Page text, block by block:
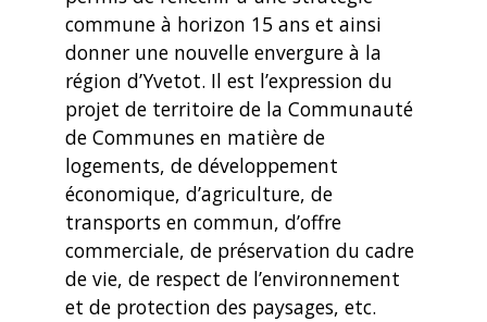
commune à horizon 15 ans et ainsi
donner une nouvelle envergure à la
région d’Yvetot. Il est l’expression du
projet de territoire de la Communauté
de Communes en matière de
logements, de développement
économique, d’agriculture, de
transports en commun, d’offre
commerciale, de préservation du cadre
de vie, de respect de l’environnement
et de protection des paysages, etc.